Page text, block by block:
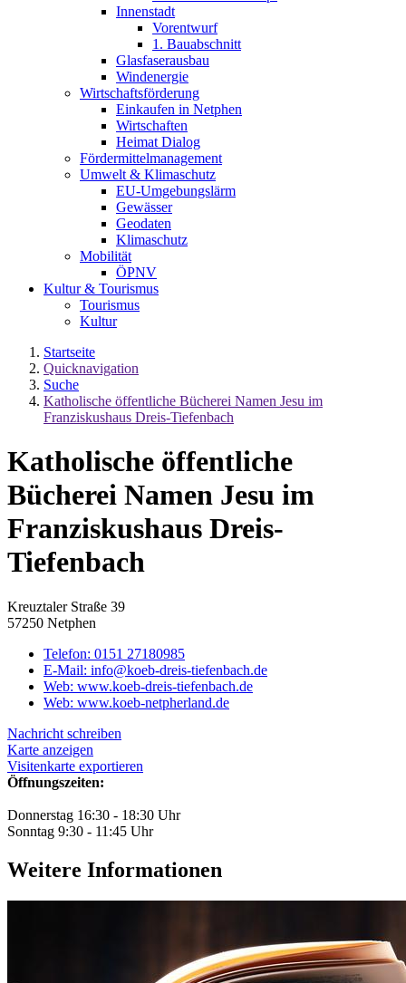
Innenstadt
Vorentwurf
1. Bauabschnitt
Glasfaserausbau
Windenergie
Wirtschaftsförderung
Einkaufen in Netphen
Wirtschaften
Heimat Dialog
Fördermittelmanagement
Umwelt & Klimaschutz
EU-Umgebungslärm
Gewässer
Geodaten
Klimaschutz
Mobilität
ÖPNV
Kultur & Tourismus
Tourismus
Kultur
Startseite
Quicknavigation
Suche
Katholische öffentliche Bücherei Namen Jesu im
Franziskushaus Dreis-Tiefenbach
Katholische öffentliche
Bücherei Namen Jesu im
Franziskushaus Dreis-
Tiefenbach
Kreuztaler Straße 39
57250 Netphen
Telefon: 0151 27180985
E-Mail: info@koeb-dreis-tiefenbach.de
Web: www.koeb-dreis-tiefenbach.de
Web: www.koeb-netpherland.de
Nachricht schreiben
Karte anzeigen
Visitenkarte exportieren
Öffnungszeiten:
Donnerstag 16:30 - 18:30 Uhr
Sonntag 9:30 - 11:45 Uhr
Weitere Informationen